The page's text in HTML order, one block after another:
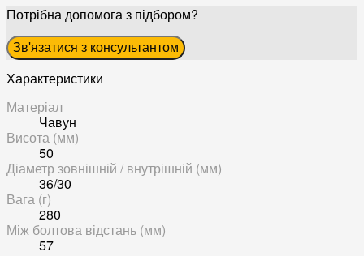
Потрібна допомога з підбором?
Зв'язатися з консультантом
Характеристики
Матеріал
Чавун
Висота (мм)
50
Діаметр зовнішній / внутрішній (мм)
36/30
Вага (г)
280
Між болтова відстань (мм)
57